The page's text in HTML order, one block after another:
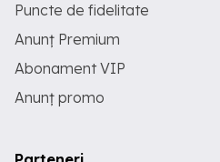
Puncte de fidelitate
Anunț Premium
Abonament VIP
Anunț promo